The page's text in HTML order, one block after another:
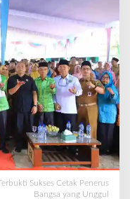
Sukses Cetak Penerus
Bangsa yang Unggul